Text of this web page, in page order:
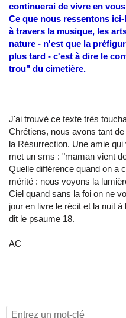
continuerai de vivre en
Ce que nous ressentons
à travers la musique, les
nature - n'est que la
plus tard - c'est à dire le
trou" du cimetière.
J'ai trouvé ce texte très
Chrétiens, nous avons tant
la Résurrection. Une amie
met un sms : "maman vient
Quelle différence quand on a
mérité : nous voyons la
Ciel quand sans la foi on ne
jour en livre le récit et la nuit
dit le psaume 18.
AC